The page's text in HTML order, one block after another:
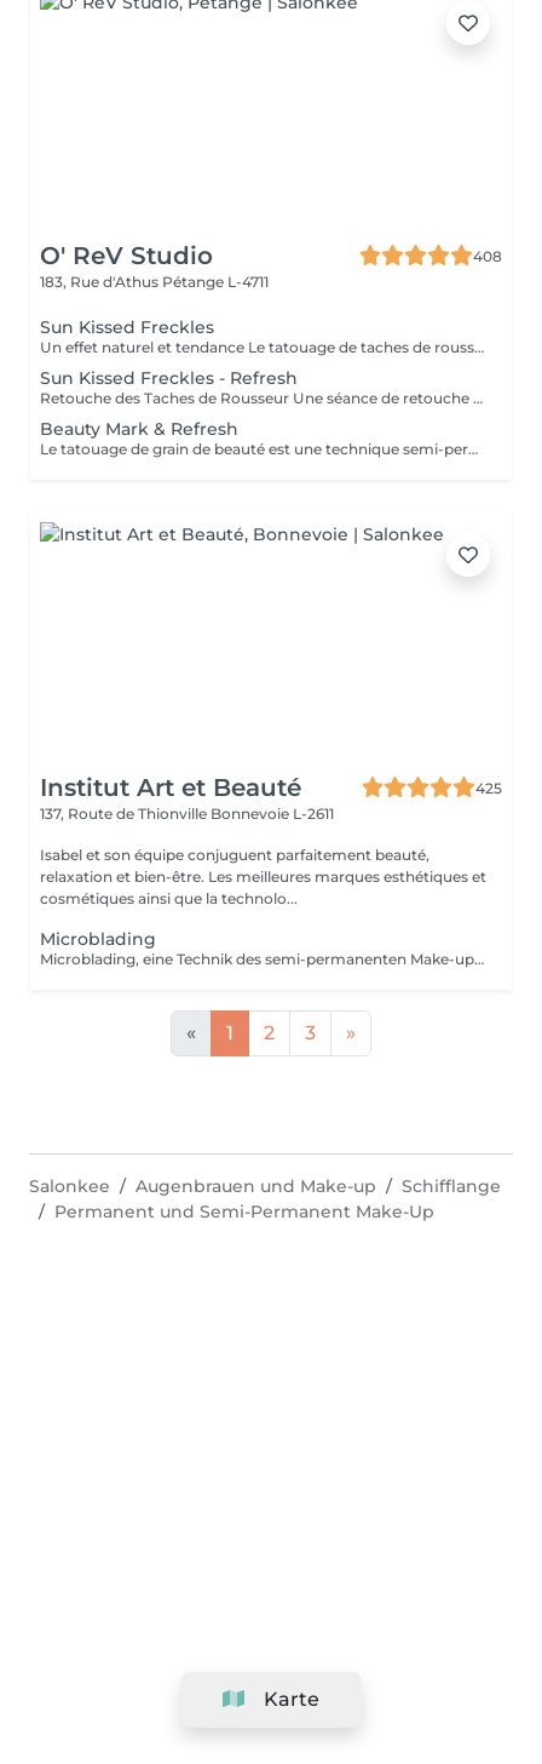
O' ReV Studio
408
183, Rue d'Athus Pétange L-4711
Sun Kissed Freckles
Un effet naturel et tendance Le tatouage de taches de rousseur est une technique qui permet de créer de jolies taches de rousseur semi-permanentes pour un effet naturel et ensoleillé toute l'année. Grâce à un pigment adapté à votre carnation, de fines taches sont dessinées sur la peau à l'aide d'une technique manuelle. Les taches sont d'abord un peu foncées, puis elles s'adoucissent en cicatrisant, donnant un effet ultra-naturel. - Un effet discret et naturel, comme si vous aviez toujours eu ces taches de rousseur. - Une apparence ensoleillée sans maquillage. - Une technique personnalisable : des taches très légères ou plus marquées, selon votre préférence.
Sun Kissed Freckles - Refresh
Retouche des Taches de Rousseur Une séance de retouche est recommandée après la cicatrisation pour perfectionner le résultat. Elle permet de réintensifier certaines taches, d'ajuster la couleur si nécessaire et d'assurer une tenue optimale. Quand faire la retouche ? La retouche est réalisée après 4 à 6 semaines après la première séance, une fois la peau totalement cicatrisée.
Beauty Mark & Refresh
Le tatouage de grain de beauté est une technique semi-permanente qui permet de créer un grain de beauté de façon naturelle et harmonieuse. Que ce soit pour un détail subtil ou une touche glamour, chaque grain de beauté est placé avec précision selon votre préférence. Un pigment adapté à votre carnation est implanté dans la peau pour un rendu réaliste et discret. La couleur s'adoucit après cicatrisation pour un effet naturel. Une retouche est recommandée 4 à 6 semaines après la séance pour fixer la couleur et assurer une belle tenue.
Institut Art et Beauté
425
137, Route de Thionville Bonnevoie L-2611
Isabel et son équipe conjuguent parfaitement beauté,
relaxation et bien-être. Les meilleures marques esthétiques et
cosmétiques ainsi que la technolo...
Microblading
Microblading, eine Technik des semi-permanenten Make-ups, die Ihren Augenbrauen durch eine Haar-für-Haar-Zeichnung wieder Form, Dichte und Definition verleiht mit einem ultra-natürlichen Ergebnis. Ideal, wenn Ihre Augenbrauen zu dünn, wenig dicht oder unregelmäßig sind. Microblading sorgt für einen strukturierten und harmonischen Blick ganz ohne tägliches Make-up. Sanfte und präzise Technik, hautschonend. Hochwertige Pigmente für ein dauerhaftes Ergebnis. Individuelle Beratung vor jeder Sitzung. Haltbarkeit: 12 bis 18 Monate. Gönnen Sie sich perfekte und elegante Augenbrauen jeden Tag.
« 1 2 3 »
Karte
Salonkee Augenbrauen und Make-up
Schifflange
Permanent und Semi-Permanent Make-Up